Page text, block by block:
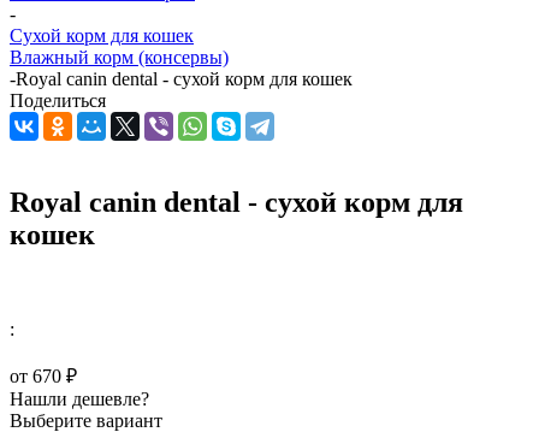
-
Сухой корм для кошек
Влажный корм (консервы)
-Royal canin dental - сухой корм для кошек
Поделиться
Royal canin dental - сухой корм для
кошек
:
от 670 ₽
Нашли дешевле?
Выберите вариант